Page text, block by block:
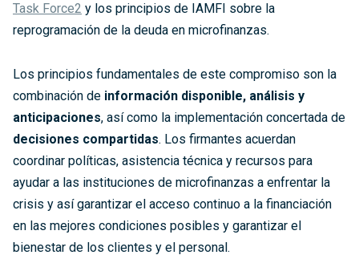
Task Force2 y los principios de IAMFI sobre la
reprogramación de la deuda en microfinanzas.
Los principios fundamentales de este compromiso son la
combinación de información disponible, análisis y
anticipaciones, así como la implementación concertada de
decisiones compartidas. Los firmantes acuerdan
coordinar políticas, asistencia técnica y recursos para
ayudar a las instituciones de microfinanzas a enfrentar la
crisis y así garantizar el acceso continuo a la financiación
en las mejores condiciones posibles y garantizar el
bienestar de los clientes y el personal.